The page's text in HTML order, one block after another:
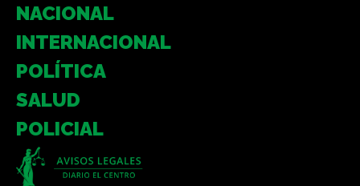
NACIONAL
INTERNACIONAL
POLÍTICA
SALUD
POLICIAL